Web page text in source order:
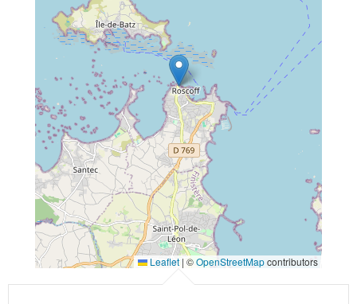
Leaflet | ©OpenStreetMapcontributors